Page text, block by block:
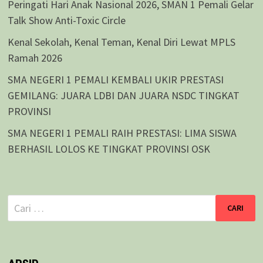
Peringati Hari Anak Nasional 2026, SMAN 1 Pemali Gelar
Talk Show Anti-Toxic Circle
Kenal Sekolah, Kenal Teman, Kenal Diri Lewat MPLS
Ramah 2026
SMA NEGERI 1 PEMALI KEMBALI UKIR PRESTASI
GEMILANG: JUARA LDBI DAN JUARA NSDC TINGKAT
PROVINSI
SMA NEGERI 1 PEMALI RAIH PRESTASI: LIMA SISWA
BERHASIL LOLOS KE TINGKAT PROVINSI OSK
Cari
untuk: